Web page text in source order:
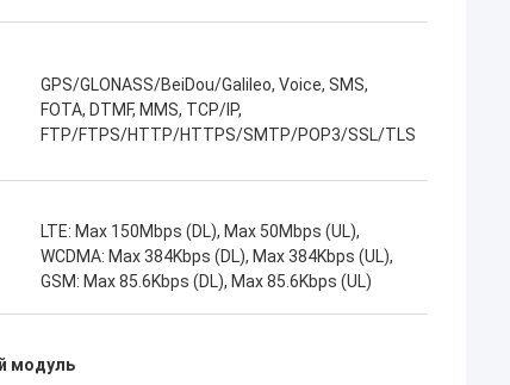
GPS/GLONASS/BeiDou/Galileo, Voice, SMS,
FOTA, DTMF, MMS, TCP/IP,
FTP/FTPS/HTTP/HTTPS/SMTP/POP3/SSL/TLS
LTE: Max 150Mbps (DL), Max 50Mbps (UL),
WCDMA: Max 384Kbps (DL), Max 384Kbps (UL),
GSM: Max 85.6Kbps (DL), Max 85.6Kbps (UL)
модуль